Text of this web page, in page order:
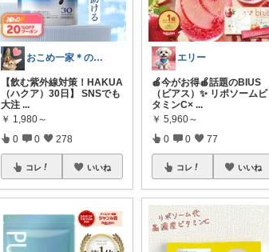
おこめ一家＊のんびり復帰🏖️
【飲む紫外線対策！HAKUA
（ハクア）30日】 SNSでも
大注 ...
￥ 1,980～
0 0 278
コレ いいね
エリー
🍎今がお得🍎話題のBIUS
（ビアス）✨ リポソームビ
タミンC× ...
￥ 5,960～
0 0 77
コレ いいね